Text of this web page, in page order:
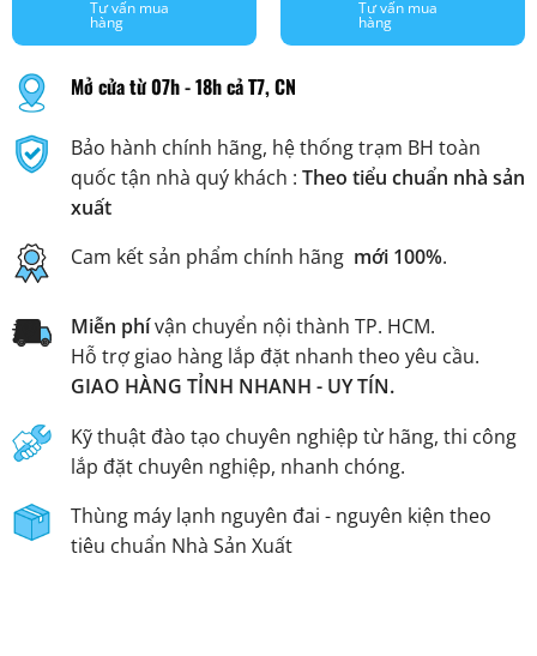
Tư vấn mua
hàng
Tư vấn mua
hàng
Mở cửa từ 07h - 18h cả T7, CN
Bảo hành chính hãng, hệ thống trạm BH toàn
quốc tận nhà quý khách : Theo tiểu chuẩn nhà sản
xuất
Cam kết sản phẩm chính hãng mới 100%.
Miễn phívận chuyển nội thành TP. HCM.
Hỗ trợ giao hàng lắp đặt nhanh theo yêu cầu.
GIAO HÀNG TỈNH NHANH - UY TÍN.
Kỹ thuật đào tạo chuyên nghiệp từ hãng, thi công
lắp đặt chuyên nghiệp, nhanh chóng.
Thùng máy lạnh nguyên đai - nguyên kiện theo
tiêu chuẩn Nhà Sản Xuất